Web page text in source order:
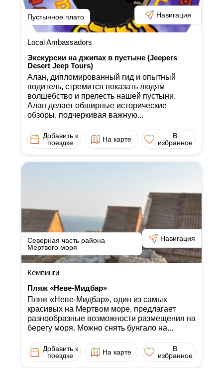
Пустынное плато Навигация
Local Ambassadors
Экскурсии на джипах в пустыне (Jeepers
Desert Jeep Tours)
Алан, дипломированный гид и опытный
водитель, стремится показать людям
волшебство и прелесть нашей пустыни.
Алан делает обширные исторические
обзоры, подчеркивая важную...
Добавить к
поездке
На карте
В
избранное
Северная часть района
Мертвого моря
Навигация
Кемпинги
Пляж «Неве-Мидбар»
Пляж «Неве-Мидбар», один из самых
красивых на Мертвом море, предлагает
разнообразные возможности размещения на
берегу моря. Можно снять бунгало на...
Добавить к
поездке
На карте
В
избранное